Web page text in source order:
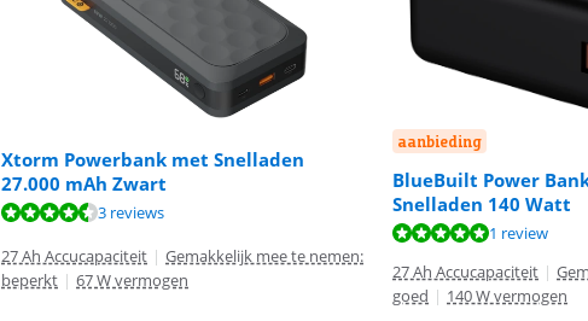
Xtorm Powerbank met Snelladen
27.000 mAh Zwart
Beoordeling is 8,7 van de 10, gebaseerd op 3 reviews.
3 reviews
27 Ah Accucapaciteit | Gemakkelijk mee te nemen:
beperkt | 67 W vermogen
aanbieding
BlueBuilt Power
Snelladen 140 Watt
1 review
27 Ah Accucapaciteit |
goed | 140 W vermogen
Beoordeling is 8,5 van de 10, gebaseerd op 39 reviews.